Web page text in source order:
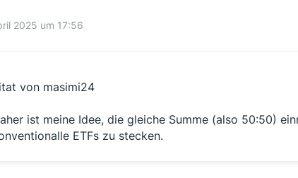
2025 um 17:56
von masimi24
ist meine Idee, die gleiche Summe (also 50:50)
ETFs zu stecken.